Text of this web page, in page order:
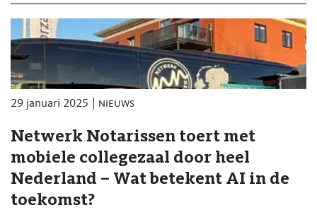
organisatie van 150 notariskantoren die steeds van elkaar
leren en altijd aan de hoogste kwaliteitseisen voldoen.
Meer weten? Bel ons op 0317 42 53 33 of mail naar
info@smitmoormann.nl
29 januari 2025 nieuws
Netwerk Notarissen toert met
mobiele collegezaal door heel
Nederland – Wat betekent AI in de
toekomst?